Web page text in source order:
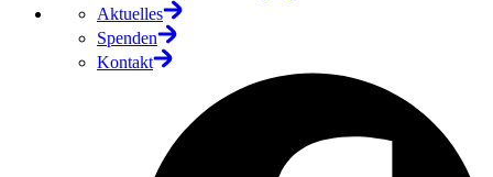
Aktuelles
Spenden
Kontakt